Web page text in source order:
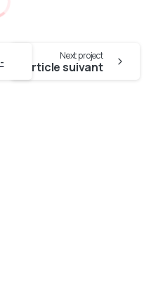
Next project
Article suivant
-